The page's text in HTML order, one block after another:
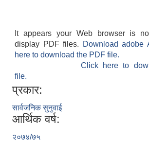
It appears your Web browser is
display PDF files.
Download adobe
here to download the PDF file.
Click here to
file.
प्रकार:
सार्वजनिक सुनुवाई
आर्थिक वर्ष:
२०७४/७५